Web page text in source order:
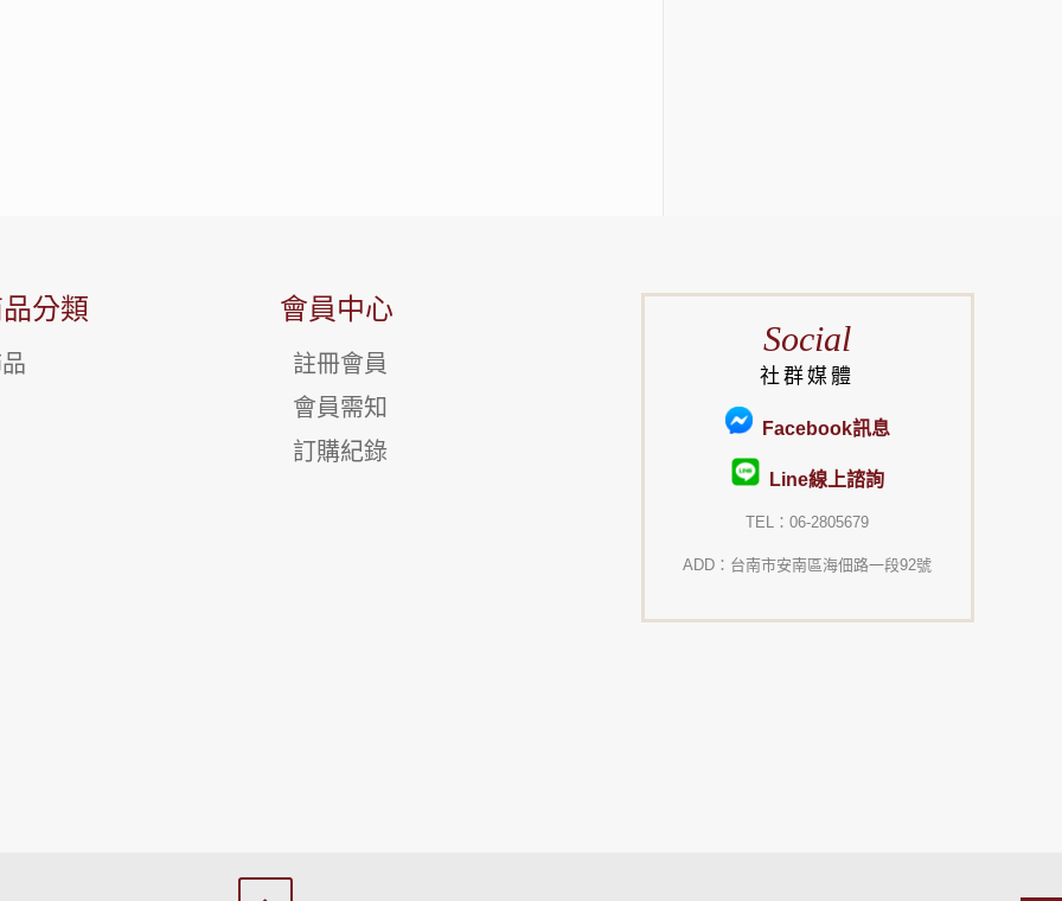
分類 會員中心
註冊會員
會員需知
訂購紀錄
Social
社群媒體
Facebook訊息
Line線上諮詢
TEL：06-2805679
ADD：台南市安南區海佃路一段92號